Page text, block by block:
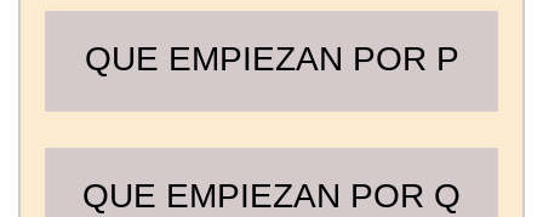
QUE EMPIEZAN POR P
QUE EMPIEZAN POR Q